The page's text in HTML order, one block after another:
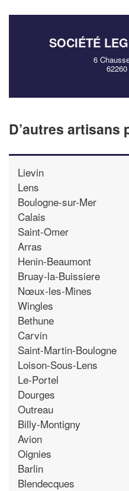
SOCIÉTÉ
6
D’autres artisans
Lievin
Lens
Boulogne-sur-Mer
Calais
Saint-Omer
Arras
Henin-Beaumont
Bruay-la-Buissiere
Nœux-les-Mines
Wingles
Bethune
Carvin
Saint-Martin-Boulogne
Loison-Sous-Lens
Le-Portel
Dourges
Outreau
Billy-Montigny
Avion
Oignies
Barlin
Blendecques